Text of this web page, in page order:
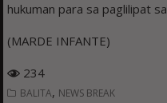
hukuman para sa paglilipat
(MARDE INFANTE)
234
BALITA, NEWS BREAK